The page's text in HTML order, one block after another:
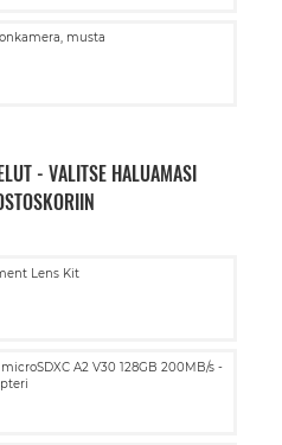
musta
- VALITSE HALUAMASI
Lens Kit
A2 V30 128GB 200MB/s -